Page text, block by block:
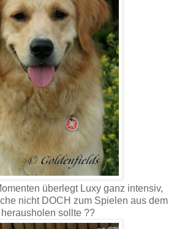
überlegt Luxy ganz intensiv,
nicht DOCH zum Spielen aus dem
herausholen sollte ??